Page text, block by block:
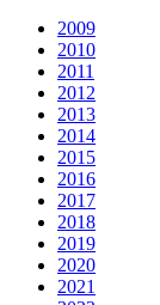
2009
2010
2011
2012
2013
2014
2015
2016
2017
2018
2019
2020
2021